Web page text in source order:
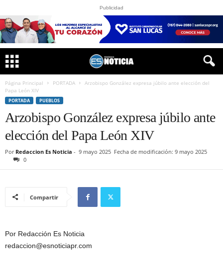
Publicidad
Página Principal PORTADA
Arzobispo González expresa júbilo ante elección del
Papa León XIV
PORTADA PUEBLOS
Arzobispo González expresa júbilo ante
elección del Papa León XIV
Por Redaccion Es Noticia - 9 mayo 2025 Fecha de modificación: 9 mayo 2025
0
Compartir
Por Redacción Es Noticia
redaccion@esnoticiapr.com